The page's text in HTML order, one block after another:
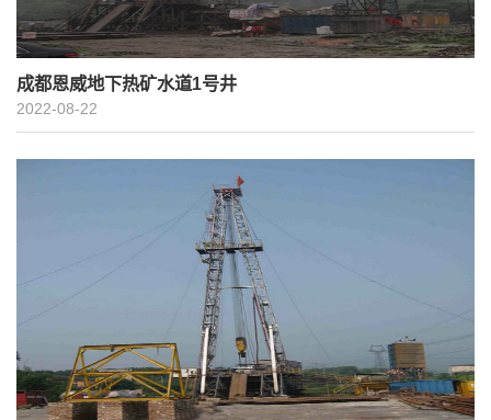
成都恩威地下热矿水道1号井
2022-08-22